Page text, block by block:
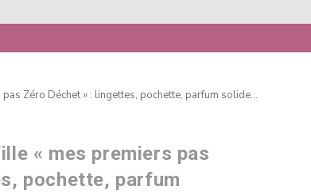
Zéro Déchet » : lingettes, pochette, parfum solide…
« mes premiers pas
pochette, parfum